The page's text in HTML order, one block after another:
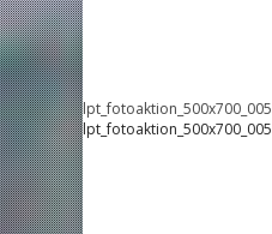
lpt_fotoaktion_500x700_005
lpt_fotoaktion_500x700_005